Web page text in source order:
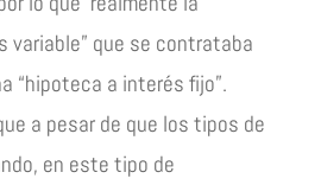
variable” que se contrataba
“hipoteca a interés fijo”.
a pesar de que los tipos de
en este tipo de